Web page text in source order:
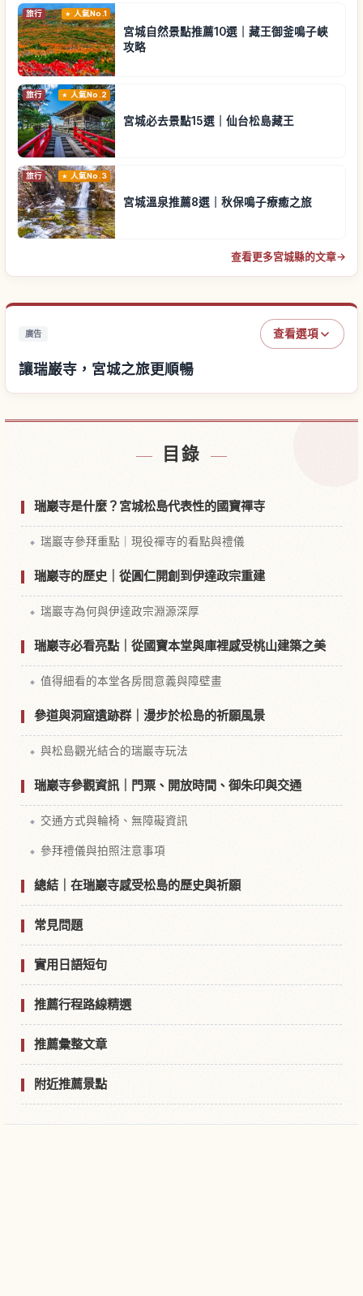
旅行 人氣No.1
宮城自然景點推薦10選｜藏王御釜鳴子峽
攻略
旅行 人氣No.2
宮城必去景點15選｜仙台松島藏王
旅行 人氣No.3
宮城溫泉推薦8選｜秋保鳴子療癒之旅
查看更多宮城縣的文章→
廣告 查看選項
讓瑞巌寺，宮城之旅更順暢
目錄
瑞巖寺是什麼？宮城松島代表性的國寶禪寺
瑞巖寺參拜重點｜現役禪寺的看點與禮儀
瑞巖寺的歷史｜從圓仁開創到伊達政宗重建
瑞巖寺為何與伊達政宗淵源深厚
瑞巖寺必看亮點｜從國寶本堂與庫裡感受桃山建築之美
值得細看的本堂各房間意義與障壁畫
參道與洞窟遺跡群｜漫步於松島的祈願風景
與松島觀光結合的瑞巖寺玩法
瑞巖寺參觀資訊｜門票、開放時間、御朱印與交通
交通方式與輪椅、無障礙資訊
參拜禮儀與拍照注意事項
總結｜在瑞巖寺感受松島的歷史與祈願
常見問題
實用日語短句
推薦行程路線精選
推薦彙整文章
附近推薦景點